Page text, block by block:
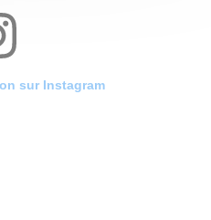
sur Instagram